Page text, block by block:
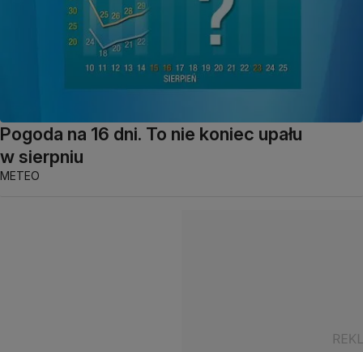
Pogoda na 16 dni. To nie koniec upału
w sierpniu
METEO